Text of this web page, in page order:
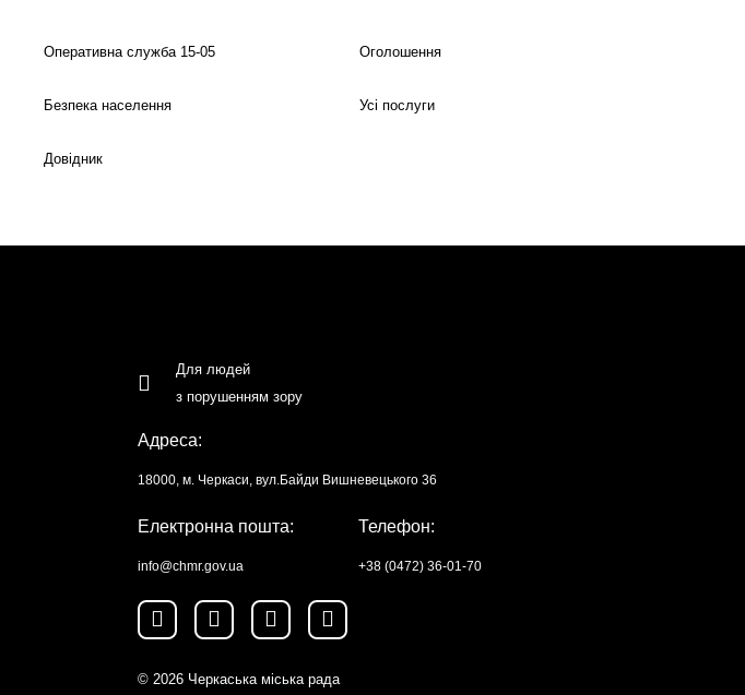
Оперативна служба 15-05 Оголошення
Безпека населення Усі послуги
Довідник
Для людей
з порушенням зору
Адреса:
18000, м. Черкаси, вул.Байди Вишневецького 36
Електронна пошта:
info@chmr.gov.ua
Телефон:
+38 (0472) 36-01-70
© 2026 Черкаська міська рада